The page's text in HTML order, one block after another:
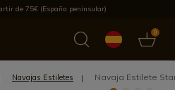
de 75€ (España peninsular)
0
novedades Los más vendidos
Navajas Estiletes Navaja Estilete